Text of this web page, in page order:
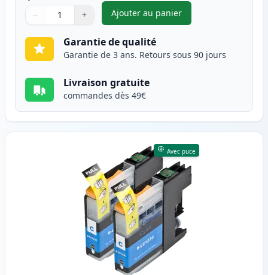
Quantité
Utilisez les boutons pour ajuster
− +
Quantité
Ajouter au panier
,Pack de 2 Brother LC123
Garantie de qualité
Garantie de 3 ans. Retours sous 90 jours
Livraison gratuite
commandes dès 49€
Avec puce